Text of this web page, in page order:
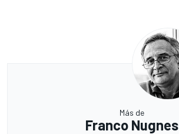
Más de
Franco Nugnes